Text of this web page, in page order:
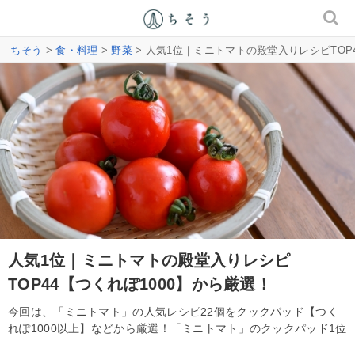
ちそう >食・料理 >野菜> 人気1位｜ミニトマトの殿堂入りレシピ
人気1位｜ミニトマトの殿堂入りレシピ
TOP44【つくれぽ1000】から厳選！
今回は、「ミニトマト」の人気レシピ22個をクックパッド【つく
れぽ1000以上】などから厳選！「ミニトマト」のクックパッド1位